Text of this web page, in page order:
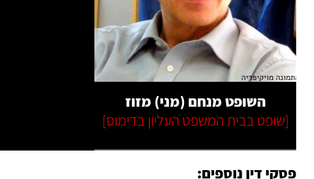
קרא עוד
השופט מנחם (מני) מזוז
[שופט בבית המשפט העליון בדימוס]
פסקי דין נוספים: